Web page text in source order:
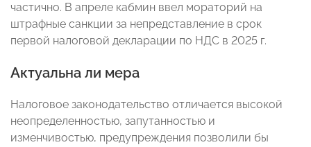
частично. В апреле кабмин ввел мораторий на
штрафные санкции за непредставление в срок
первой налоговой декларации по НДС в 2025 г.
Актуальна ли мера
Налоговое законодательство отличается высокой
неопределенностью, запутанностью и
изменчивостью, предупреждения позволили бы